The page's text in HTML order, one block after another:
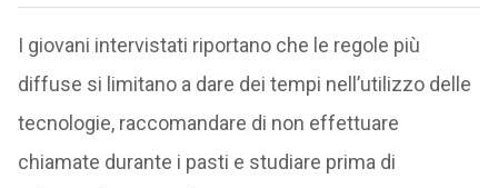
I giovani intervistati riportano che le regole più
diffuse si limitano a dare dei tempi nell’utilizzo delle
tecnologie, raccomandare di non effettuare
chiamate durante i pasti e studiare prima di